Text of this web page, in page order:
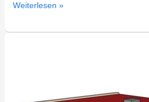
Weiterlesen »
BLK1/71